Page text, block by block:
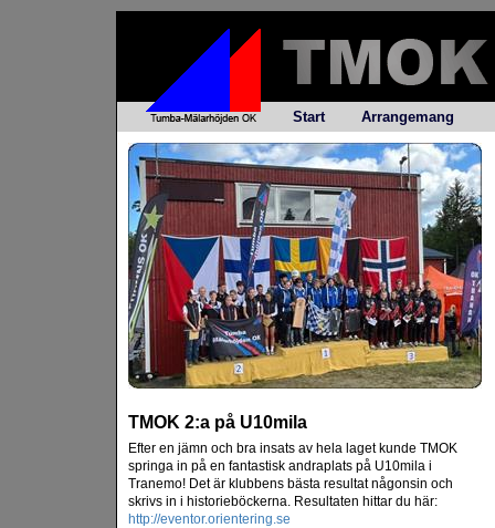
Start Arrangemang
TMOK 2:a på U10mila
Efter en jämn och bra insats av hela laget kunde TMOK
springa in på en fantastisk andraplats på U10mila i
Tranemo! Det är klubbens bästa resultat någonsin och
skrivs in i historieböckerna. Resultaten hittar du här:
http://eventor.orientering.se